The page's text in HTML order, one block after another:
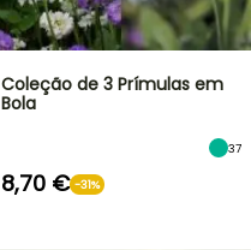
Coleção de 3 Prímulas em
Bola
37
8,70 € -31%